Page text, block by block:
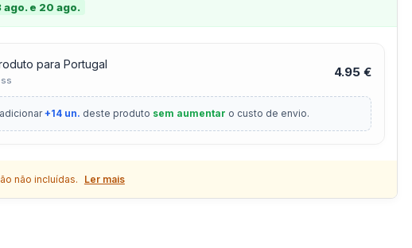
ago. e 20 ago.
para Portugal 4.95 €
+14 un. deste produto sem aumentar o custo de envio.
não incluídas. Ler mais